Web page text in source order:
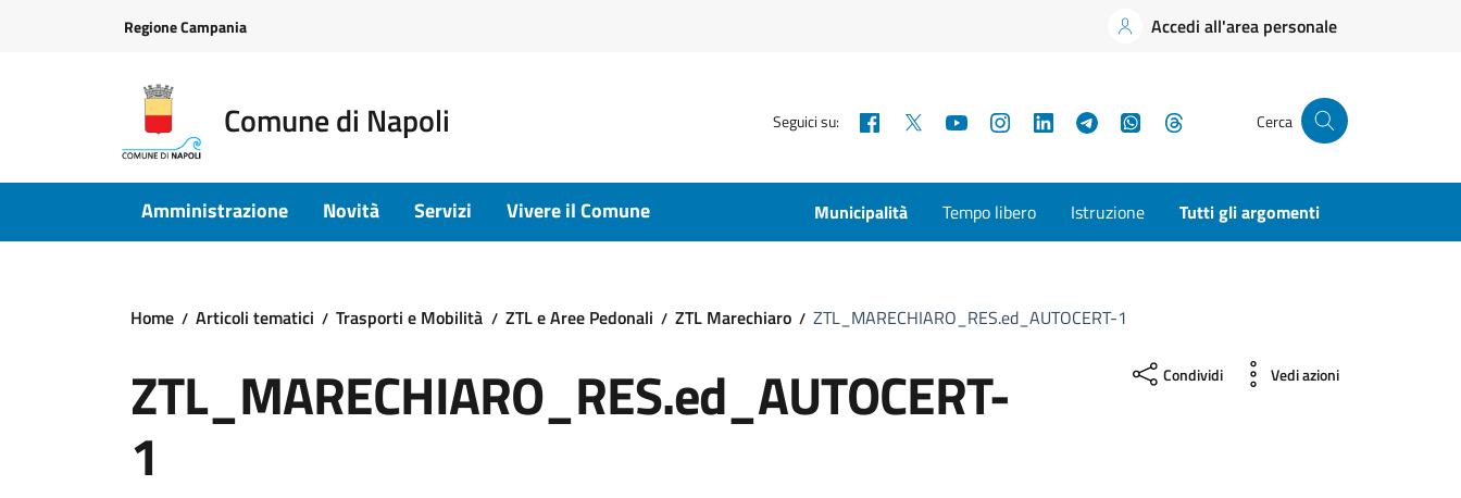
Regione Campania Accedi all'area personale
Comune di Napoli Seguici su: Facebook YouTubeInstagramLinkedInTelegramWhatsApp Cerca
Amministrazione Novità Servizi Vivere il Comune Municipalità Tempo libero Istruzione Tutti gli argomenti
Home Articoli tematici Trasporti e Mobilità ZTL e Aree Pedonali ZTL Marechiaro ZTL_MARECHIARO_RES.ed_AUTOCERT-1
ZTL_MARECHIARO_RES.ed_AUTOCERT-
1
Condividi Vedi azioni